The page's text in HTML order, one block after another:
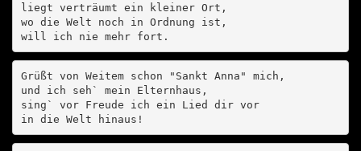
liegt verträumt ein kleiner Ort,
wo die Welt noch in Ordnung ist,
will ich nie mehr fort.
Grüßt von Weitem schon "Sankt Anna" mich,
und ich seh` mein Elternhaus,
sing` vor Freude ich ein Lied dir vor
in die Welt hinaus!